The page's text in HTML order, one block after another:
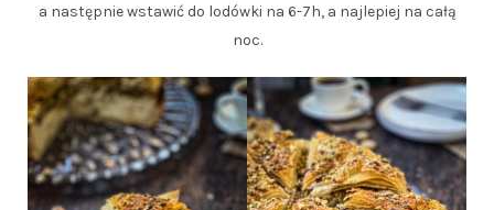
a następnie wstawić do lodówki na 6-7h, a najlepiej na całą
noc.